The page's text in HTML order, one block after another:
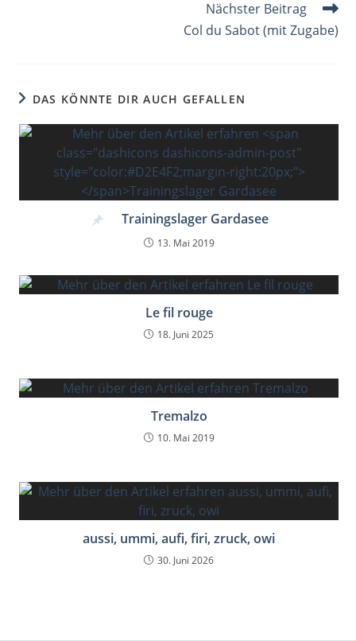
Nächster Beitrag
Col du Sabot (mit Zugabe)
DAS KÖNNTE DIR AUCH GEFALLEN
Trainingslager Gardasee
13. Mai 2019
Le fil rouge
18. Juni 2025
Tremalzo
10. Mai 2019
aussi, ummi, aufi, firi, zruck, owi
30. Juni 2026